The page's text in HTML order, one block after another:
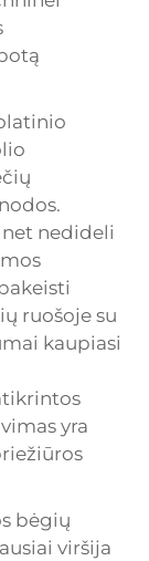
nedideli
ruošoje su
kaupiasi
yra
bėgių
viršija